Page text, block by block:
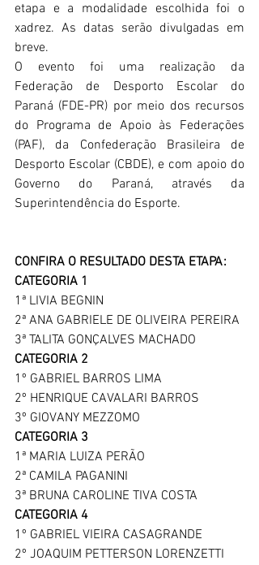
etapa e a modalidade escolhida foi o
xadrez. As datas serão divulgadas em
breve.
O evento foi uma realização da
Federação de Desporto Escolar do
Paraná (FDE-PR) por meio dos recursos
do Programa de Apoio às Federações
(PAF), da Confederação Brasileira de
Desporto Escolar (CBDE), e com apoio do
Governo do Paraná, através da
Superintendência do Esporte.
CONFIRA O RESULTADO DESTA ETAPA:
CATEGORIA 1
1ª LIVIA BEGNIN
2ª ANA GABRIELE DE OLIVEIRA PEREIRA
3ª TALITA GONÇALVES MACHADO
CATEGORIA 2
1º GABRIEL BARROS LIMA
2º HENRIQUE CAVALARI BARROS
3º GIOVANY MEZZOMO
CATEGORIA 3
1ª MARIA LUIZA PERÃO
2ª CAMILA PAGANINI
3ª BRUNA CAROLINE TIVA COSTA
CATEGORIA 4
1º GABRIEL VIEIRA CASAGRANDE
2º JOAQUIM PETTERSON LORENZETTI